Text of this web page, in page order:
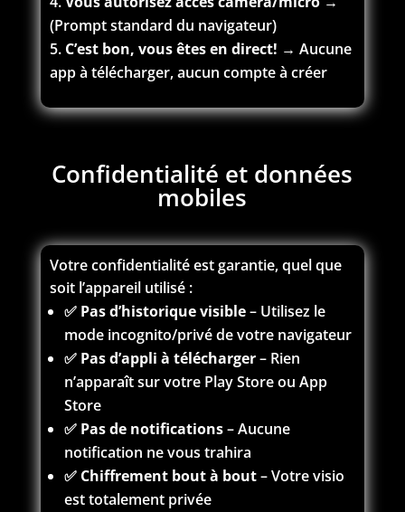
(Prompt standard du navigateur)
C’est bon, vous êtes en direct! → Aucune
app à télécharger, aucun compte à créer
Confidentialité et données
mobiles
Votre confidentialité est garantie, quel que
soit l’appareil utilisé :
✅ Pas d’historique visible– Utilisez le
mode incognito/privé de votre navigateur
✅ Pas d’appli à télécharger– Rien
n’apparaît sur votre Play Store ou App
Store
✅ Pas de notifications– Aucune
notification ne vous trahira
✅ Chiffrement bout à bout– Votre visio
est totalement privée